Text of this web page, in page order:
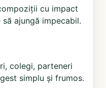
cu impact
ajungă impecabil.
colegi, parteneri
simplu și frumos.